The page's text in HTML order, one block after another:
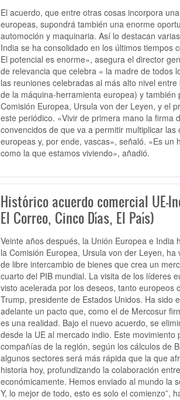
El acuerdo, que entre otras cosas incorpora
europeas, supondrá también una enorme
automoción y maquinaria. Así lo destacan
India se ha consolidado en los últimos tiempos
El potencial es enorme», asegura el director
de relevancia que celebra « la madre de todos
las reuniones celebradas al más alto nivel
de la máquina-herramienta europea) y
Comisión Europea, Ursula von der Leyen, y el
este periódico. «Vivir de primera mano la firma
convencidos de que va a permitir multiplicar
europeas y, por ende, vascas», señaló. «Es
como la que estamos viviendo», añadió.
Histórico acuerdo comercial UE-
El Correo, Cinco Días, El País)
Veinte años después, la Unión Europea e
la Comisión Europea, Ursula von der Leyen,
de libre intercambio de bienes que crea un
cuarto del PIB mundial. La visita de los líderes
visto acelerada por los deseos, tanto europeos
Trump, presidente de Estados Unidos. Ha sido
adelante un pacto que, como el de Mercosur
es una realidad. Bajo el nuevo acuerdo, se
desde la UE al mercado indio. Este
compañías de la región, según los cálculos de
algunos sectores será más rápida que la que
historia hoy, profundizando la colaboración
económicamente. Hemos enviado al mundo la
Y, lo mejor de todo, esto es solo el comienzo”,